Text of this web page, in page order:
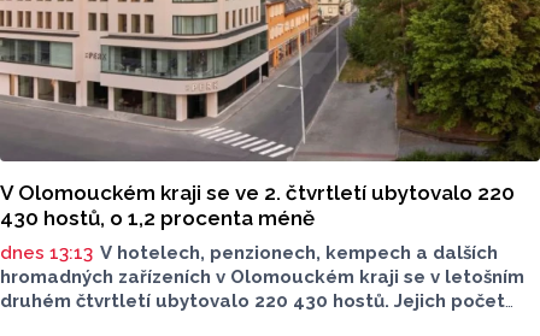
V Olomouckém kraji se ve 2. čtvrtletí ubytovalo 220
430 hostů, o 1,2 procenta méně
dnes 13:13 V hotelech, penzionech, kempech a dalších
hromadných zařízeních v Olomouckém kraji se v letošním
druhém čtvrtletí ubytovalo 220 430 hostů. Jejich počet